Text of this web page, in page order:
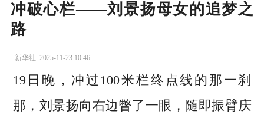
冲破心栏——刘景扬母女的追梦之
路
新华社 2025-11-23 10:46
19日晚，冲过100米栏终点线的那一刹
那，刘景扬向右边瞥了一眼，随即振臂庆